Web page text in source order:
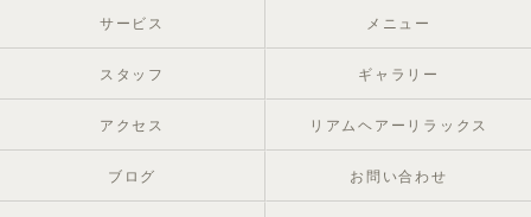
サービス メニュー
スタッフ ギャラリー
アクセス リアムヘアーリラックス
ブログ お問い合わせ